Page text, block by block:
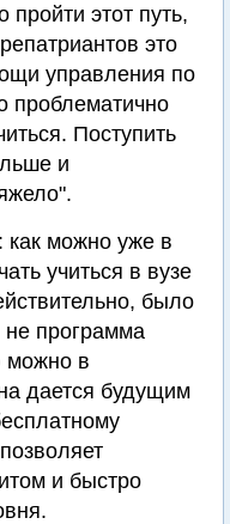
пройти этот путь,
это
управления по
проблематично
Поступить
и
как можно уже в
учиться в вузе
было
программа
можно в
дается будущим
и быстро